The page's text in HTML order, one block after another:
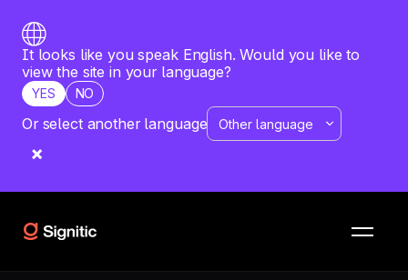
It looks like you speak English. Would you like to
view the site in your language?
YES NO
Or select another language
Qual è il software più adatto alla tua azienda? Vuoi
confrontare Hubspot Generator con Signite? Scopri un'analisi